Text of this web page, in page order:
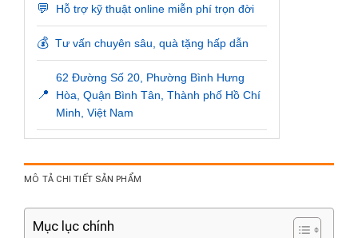
💬 Hỗ trợ kỹ thuật online miễn phí trọn đời
💰 Tư vấn chuyên sâu, quà tặng hấp dẫn
📍
62 Đường Số 20, Phường Bình Hưng
Hòa, Quận Bình Tân, Thành phố Hồ Chí
Minh, Việt Nam
MÔ TẢ CHI TIẾT SẢN PHẨM
Mục lục chính